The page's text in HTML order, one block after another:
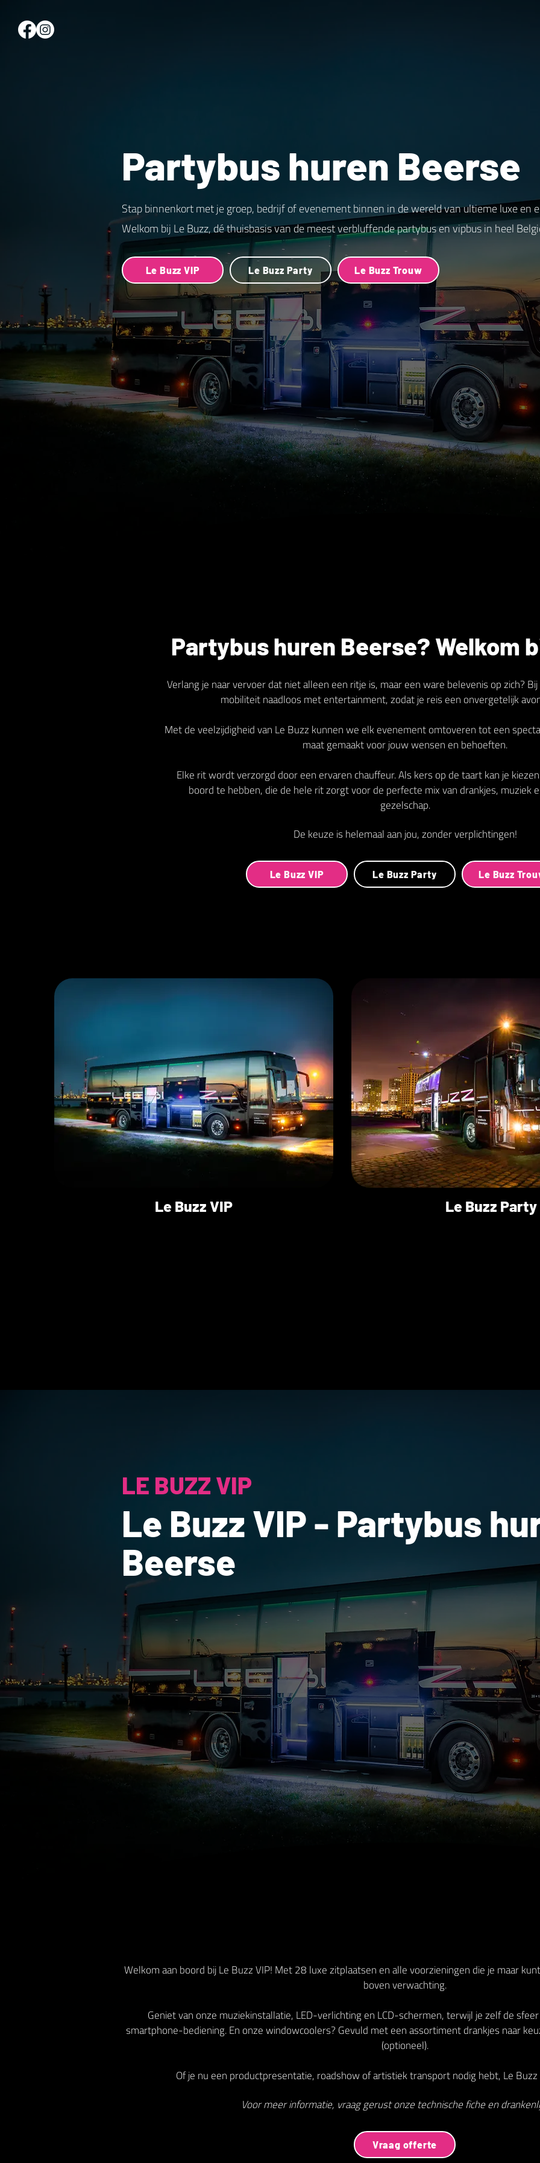
Partybus huren Beerse
Stap binnenkort met je groep, bedrijf of evenement binnen in de wereld van ultieme luxe en
Welkom bij Le Buzz, dé thuisbasis van de meest verbluffende partybus en vipbus in heel
Le Buzz VIP Le Buzz Party Le Buzz Trouw
Partybus huren Beerse? Welkom
Verlang je naar vervoer dat niet alleen een ritje is, maar een ware belevenis op zich?
mobiliteit naadloos met entertainment, zodat je reis een onvergetelijk
Met de veelzijdigheid van Le Buzz kunnen we elk evenement omtoveren tot een
maat gemaakt voor jouw wensen en behoeften.
Elke rit wordt verzorgd door een ervaren chauffeur. Als kers op de taart kan je
boord te hebben, die de hele rit zorgt voor de perfecte mix van drankjes, muziek
gezelschap.
De keuze is helemaal aan jou, zonder verplichtingen!
Le Buzz VIP Le Buzz Party Le Buzz
Le Buzz VIP Le Buzz Party
LE BUZZ VIP
Le Buzz VIP - Partybus
Beerse
Welkom aan boord bij Le Buzz VIP! Met 28 luxe zitplaatsen en alle voorzieningen die je maar
boven verwachting.
Geniet van onze muziekinstallatie, LED-verlichting en LCD-schermen, terwijl je zelf de
smartphone-bediening. En onze windowcoolers? Gevuld met een assortiment drankjes naar
(optioneel).
Of je nu een productpresentatie, roadshow of artistiek transport nodig hebt, Le
Voor meer informatie, vraag gerust onze technische fiche en
Vraag offerte